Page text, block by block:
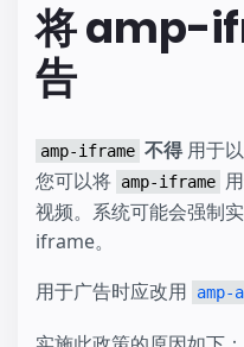
将 amp-
告
amp-iframe 不得用于以
您可以将 amp-iframe
视频。系统可能会强制
iframe。
用于广告时应改用
amp-